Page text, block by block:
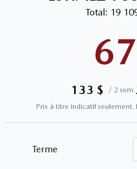
Total: 19
67
133 $ / 2 sem.
Prix à titre indicatif seulement.
Terme